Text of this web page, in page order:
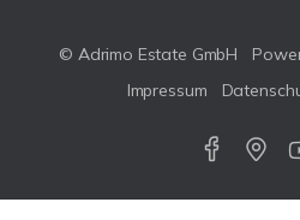
© Adrimo Estate GmbH
Impressum